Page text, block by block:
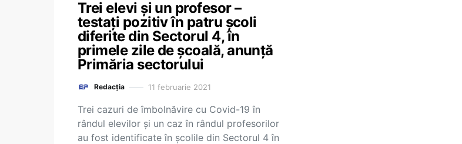
Trei elevi și un profesor –
testați pozitiv în patru școli
diferite din Sectorul 4, în
primele zile de școală, anunță
Primăria sectorului
Redacția 11 februarie 2021
Trei cazuri de îmbolnăvire cu Covid-19 în
rândul elevilor și un caz în rândul profesorilor
au fost identificate în școlile din Sectorul 4 în